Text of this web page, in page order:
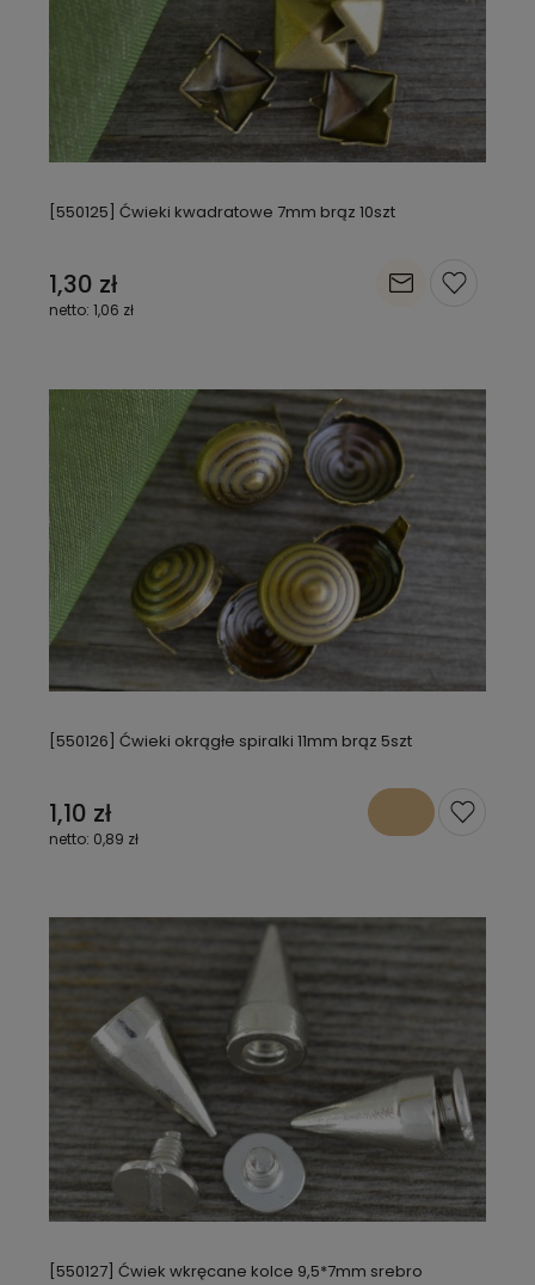
[550125] Ćwieki kwadratowe 7mm brąz 10szt
1,30 zł
1,06 zł
[550126] Ćwieki okrągłe spiralki 11mm brąz 5szt
1,10 zł
0,89 zł
[550127] Ćwiek wkręcane kolce 9,5*7mm srebro